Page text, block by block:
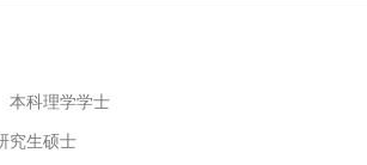
科理学学士
生硕士